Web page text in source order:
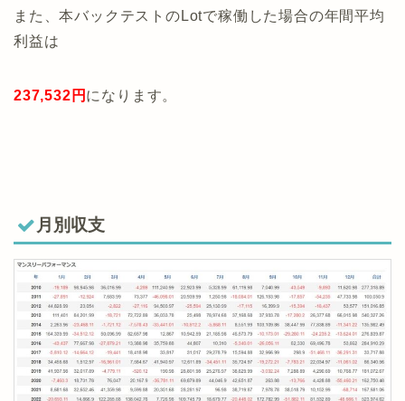
また、本バックテストのLotで稼働した場合の年間平均
利益は
237,532円 になります。
月別収支